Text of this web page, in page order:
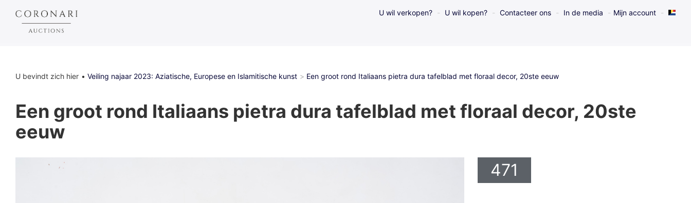
U wil verkopen? U wil kopen? Contacteer ons In de media Mijn account
U bevindt zich hier Veiling najaar 2023: Aziatische, Europese en Islamitische kunst Een groot rond Italiaans pietra dura tafelblad met floraal decor, 20ste eeuw
Een groot rond Italiaans pietra dura tafelblad met floraal decor, 20ste
eeuw
471